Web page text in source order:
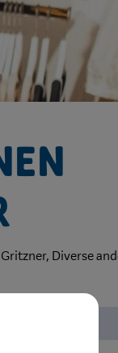
Diverse